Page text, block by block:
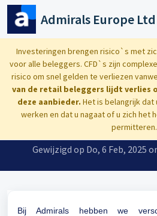
Doorgaan naar hoofdinhoud
Admirals Europe Ltd
Investeringen brengen risico`s met
voor alle beleggers. CFD`s zijn
risico om snel gelden te verliezen
van de retail beleggers lijdt verlies
deze aanbieder. Het is belangrijk
werken en dat u nagaat of u zich het
permitteren.
Startpagina ... Welke handelsplatformen
Welke
Admirals aan?
Gewijzigd op Do, 6 Feb, 2025
Bij Admirals hebben we